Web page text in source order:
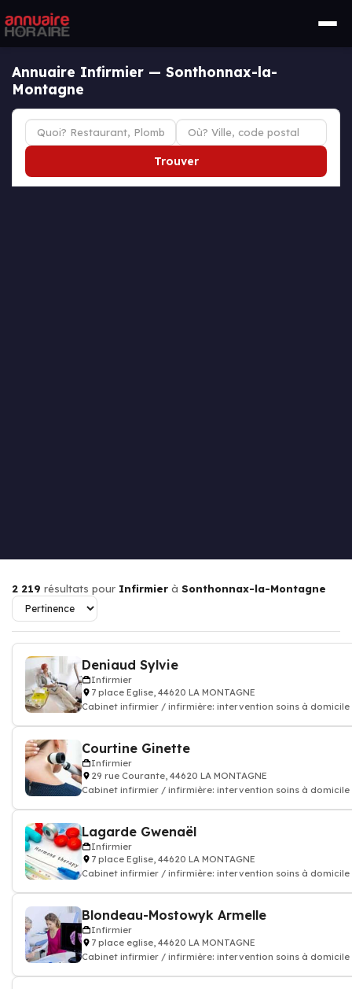
Annuaire Infirmier — Sonthonnax-la-
Montagne
Trouver
2 219 résultats pour Infirmier à Sonthonnax-la-Montagne
Deniaud Sylvie
Infirmier
7 place Eglise, 44620 LA MONTAGNE
Cabinet infirmier / infirmière: intervention soins à domicile
Courtine Ginette
Infirmier
29 rue Courante, 44620 LA MONTAGNE
Cabinet infirmier / infirmière: intervention soins à domicile
Lagarde Gwenaël
Infirmier
7 place Eglise, 44620 LA MONTAGNE
Cabinet infirmier / infirmière: intervention soins à domicile
Blondeau-Mostowyk Armelle
Infirmier
7 place eglise, 44620 LA MONTAGNE
Cabinet infirmier / infirmière: intervention soins à domicile